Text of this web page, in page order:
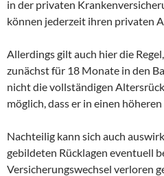
in der privaten
können jederzeit ihren privaten
Allerdings gilt auch hier die
zunächst für 18 Monate in den
nicht die vollständigen
möglich, dass er in einen
Nachteilig kann sich auch
gebildeten Rücklagen eventuell
Versicherungswechsel verloren